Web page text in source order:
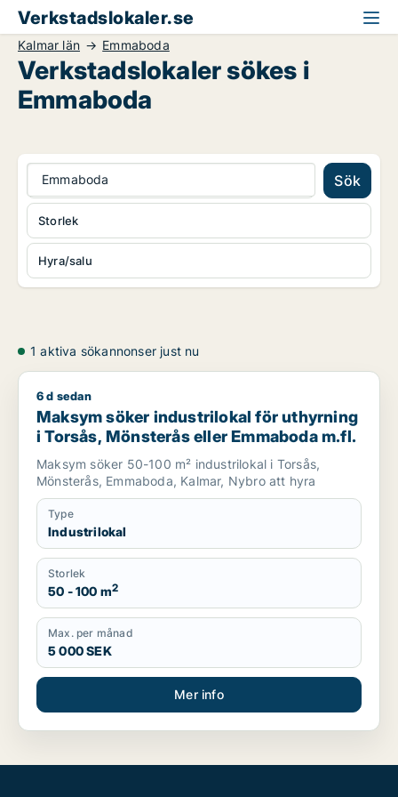
Verkstadslokaler.se
Kalmar län Emmaboda
Verkstadslokaler sökes i
Emmaboda
Emmaboda Sök
Hyra/salu
Storlek
1 aktiva sökannonser just nu
Maksym söker industrilokal för uthyrning i Torsås,
6 d sedan
Maksym söker industrilokal för uthyrning
i Torsås, Mönsterås eller Emmaboda m.fl.
Maksym söker 50-100 m² industrilokal i Torsås,
Mönsterås, Emmaboda, Kalmar, Nybro att hyra
Type
Industrilokal
Storlek
50 - 100 m2
Max. per månad
5 000 SEK
Mer info